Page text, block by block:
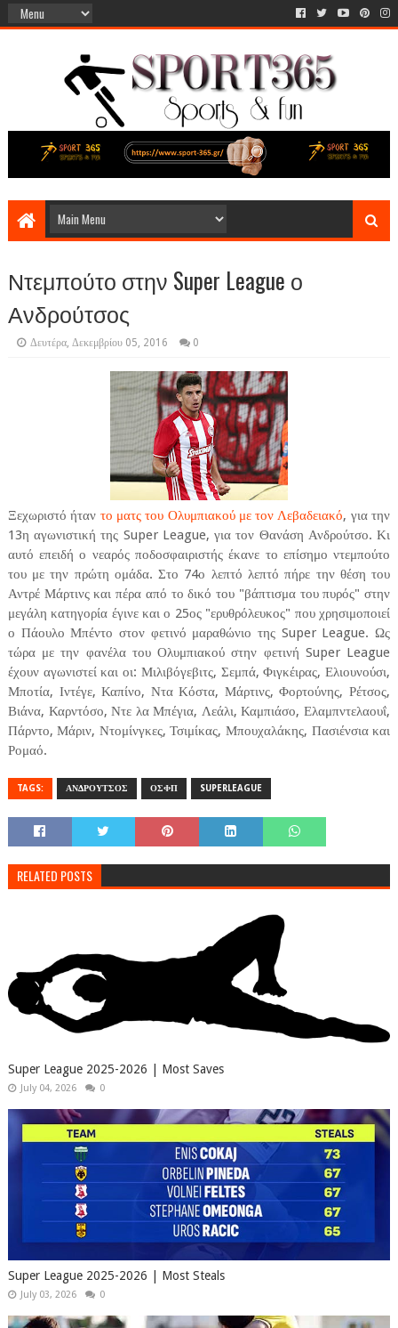
Ντεμπούτο στην Super League ο
Ανδρούτσος
Δευτέρα, Δεκεμβρίου 05, 2016 0
Ξεχωριστό ήταν το ματς του Ολυμπιακού με τον Λεβαδειακό, για την
13η αγωνιστική της Super League, για τον Θανάση Ανδρούτσο. Κι
αυτό επειδή ο νεαρός ποδοσφαιριστής έκανε το επίσημο ντεμπούτο
του με την πρώτη ομάδα. Στο 74ο λεπτό λεπτό πήρε την θέση του
Αντρέ Μάρτινς και πέρα από το δικό του "βάπτισμα του πυρός" στην
μεγάλη κατηγορία έγινε και ο 25ος "ερυθρόλευκος" που χρησιμοποιεί
ο Πάουλο Μπέντο στον φετινό μαραθώνιο της Super League. Ως
τώρα με την φανέλα του Ολυμπιακού στην φετινή Super League
έχουν αγωνιστεί και οι: Μιλιβόγεβιτς, Σεμπά, Φιγκέιρας, Ελιουνούσι,
Μποτία, Ιντέγε, Καπίνο, Ντα Κόστα, Μάρτινς, Φορτούνης, Ρέτσος,
Βιάνα, Καρντόσο, Ντε λα Μπέγια, Λεάλι, Καμπιάσο, Ελαμπντελαουΐ,
Πάρντο, Μάριν, Ντομίνγκες, Τσιμίκας, Μπουχαλάκης, Πασιένσια και
Ρομαό.
TAGS: ΑΝΔΡΟΥΤΣΟΣ ΟΣΦΠ SUPERLEAGUE
RELATED POSTS
Super League 2025-2026 | Most Saves
July 04, 2026 0
Super League 2025-2026 | Most Steals
July 03, 2026 0